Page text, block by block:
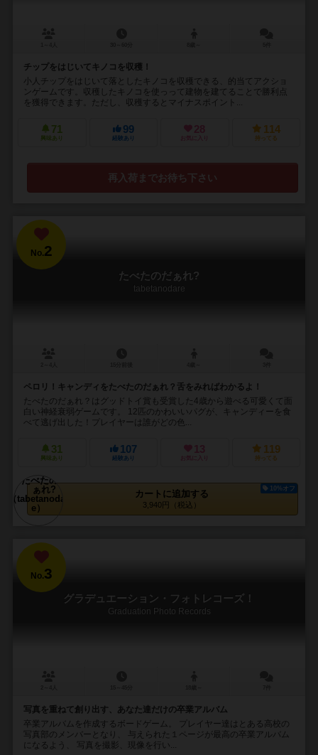
チップをはじいてキノコを収穫！
小人チップをはじいて落としたキノコを収穫できる、的当てアクショ
ンゲームです。収穫したキノコを使っって建物を建てることで勝利点
を獲得できます。ただし、収穫するとマイナスポイント...
71
興味あり
99
経験あり
28
お気に入り
114
持ってる
再入荷までお待ち下さい
No.2
たべたのだぁれ?
tabetanodare
ペロリ！キャンディをたべたのだぁれ？舌をみればわかるよ！
たべたのだぁれ？はグッドトイ賞も受賞した4歳から遊べる可愛くて面
白い神経衰弱ゲームです。 12匹のかわいいパグが、キャンディーを食
べて逃げ出した！プレイヤーは誰がどの色...
31
興味あり
107
経験あり
13
お気に入り
119
持ってる
10%オフ
カートに追加する
3,940円（税込）
No.3
グラデュエーション・フォトレコーズ！
Graduation Photo Records
写真を重ねて創り出す、あなた達だけの卒業アルバム
卒業アルバムを作成するボードゲーム。 プレイヤー達はとある高校の
写真部のメンバーとなり、 与えられた１ページが最高の卒業アルバム
になるよう、 写真を撮影、現像を行い...